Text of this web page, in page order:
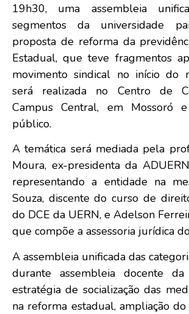
19h30, uma assembleia
segmentos da universidade
proposta de reforma da
Estadual, que teve fragmentos
movimento sindical no início do
será realizada no Centro de
Campus Central, em Mossoró
público.
A temática será mediada pela
Moura, ex-presidenta da
representando a entidade na
Souza, discente do curso de
do DCE da UERN, e Adelson
que compõe a assessoria jurídica
A assembleia unificada das
durante assembleia docente
estratégia de socialização das
na reforma estadual, ampliação